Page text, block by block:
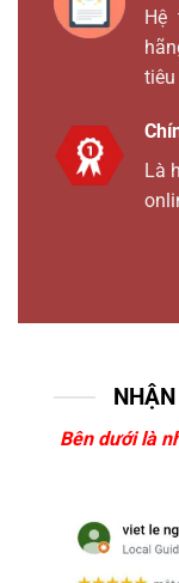
Hệ
tiêu
Là
Bên dưới là